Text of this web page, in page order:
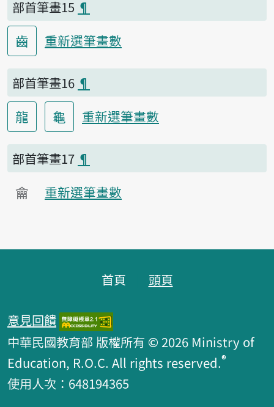
部首筆畫15 ¶
齒 重新選筆畫數
部首筆畫16 ¶
龍 龜 重新選筆畫數
部首筆畫17 ¶
龠 重新選筆畫數
首頁 頭頁
意見回饋
中華民國教育部 版權所有 © 2026 Ministry of
Education, R.O.C. All rights reserved.®
使用人次：648194365